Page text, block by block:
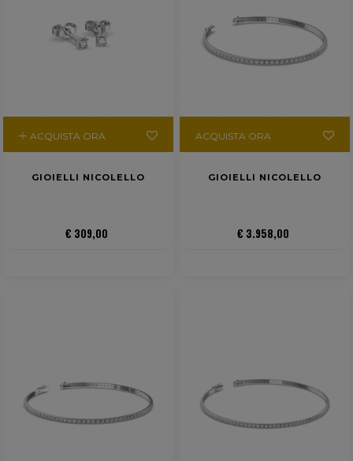
ACQUISTA ORA
GIOIELLI NICOLELLO
€ 309,00
ACQUISTA ORA
GIOIELLI NICOLELLO
€ 3.958,00